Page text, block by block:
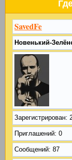
SavedFe
Новенький-
Зарегистрирован:
Приглашений: 0
Сообщений: 87